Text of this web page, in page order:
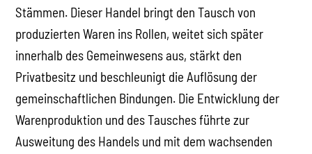
Stämmen. Dieser Handel bringt den Tausch von
produzierten Waren ins Rollen, weitet sich später
innerhalb des Gemeinwesens aus, stärkt den
Privatbesitz und beschleunigt die Auflösung der
gemeinschaftlichen Bindungen. Die Entwicklung der
Warenproduktion und des Tausches führte zur
Ausweitung des Handels und mit dem wachsenden